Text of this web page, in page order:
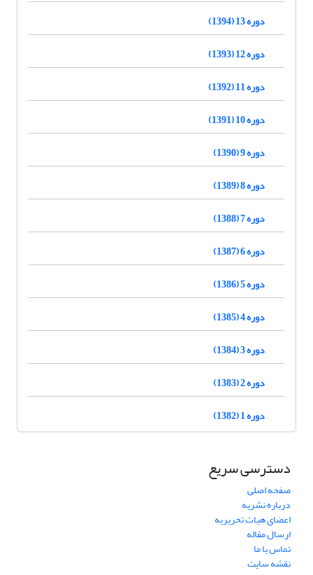
دوره 13 (1394)
دوره 12 (1393)
دوره 11 (1392)
دوره 10 (1391)
دوره 9 (1390)
دوره 8 (1389)
دوره 7 (1388)
دوره 6 (1387)
دوره 5 (1386)
دوره 4 (1385)
دوره 3 (1384)
دوره 2 (1383)
دوره 1 (1382)
دسترسی سریع
صفحه اصلی
درباره نشریه
اعضای هیات تحریریه
ارسال مقاله
تماس با ما
نقشه سایت